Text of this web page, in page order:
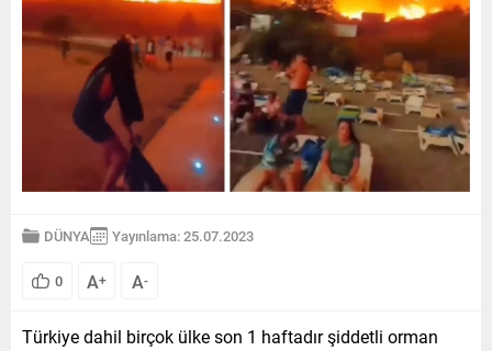
DÜNYA Yayınlama: 25.07.2023
0 A+ A-
Türkiye dahil birçok ülke son 1 haftadır şiddetli orman